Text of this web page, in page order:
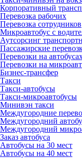
Корпоративный
Перевозка рабочих
Перевозка сотрудников
Микроавтобус с
Аутсорсинг
Пассажирские
Перевозки на
Перевозки на
Бизнес-трансфер
Такси
Такси-автобусы
Такси-микроавтобусы
Минивэн такси
Междугородние
Междугородний
Междугородний
Заказ автобуса
Автобусы на 30 мест
Автобусы на 40 мест